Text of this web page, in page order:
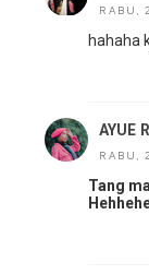
RABU,
hahaha
AYUE
RABU,
Tang